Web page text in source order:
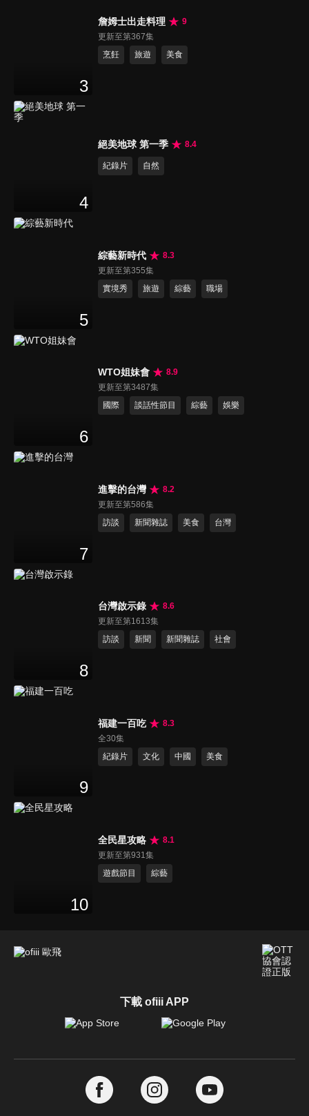
3
詹姆士出走料理
9
更新至第367集
烹飪
旅遊 美食
4
絕美地球 第一季 8.4
紀錄片 自然
5
綜藝新時代
8.3
更新至第355集
實境秀
旅遊 綜藝 職場
6
WTO姐妹會
8.9
更新至第3487集
國際
談話性節目 綜藝 娛樂
7
進擊的台灣
8.2
更新至第586集
訪談
新聞雜誌 美食 台灣
8
台灣啟示錄
8.6
更新至第1613集
訪談
新聞 新聞雜誌 社會
9
福建一百吃
8.3
全30集
紀錄片
文化 中國 美食
10
全民星攻略
8.1
更新至第931集
遊戲節目
綜藝
下載 ofiii APP